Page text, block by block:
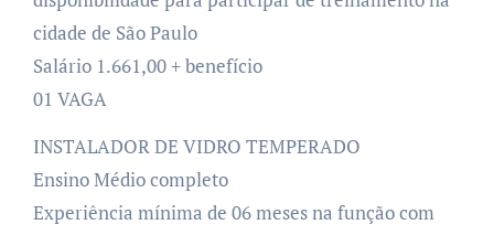
cidade de São Paulo
Salário 1.661,00 + benefício
01 VAGA
INSTALADOR DE VIDRO TEMPERADO
Ensino Médio completo
Experiência mínima de 06 meses na função com